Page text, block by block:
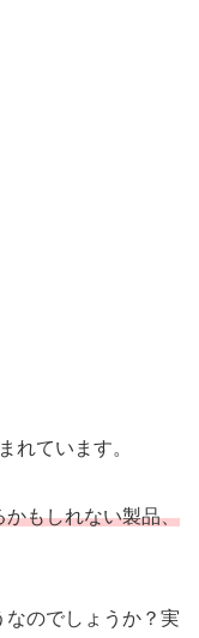
れています。
かもしれない製品、
のでしょうか？実